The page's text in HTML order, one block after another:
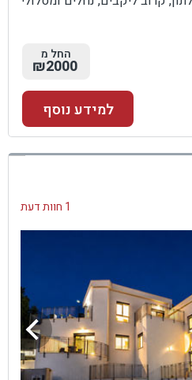
החל מ
₪2000
למידע נוסף
1 חוות דעת